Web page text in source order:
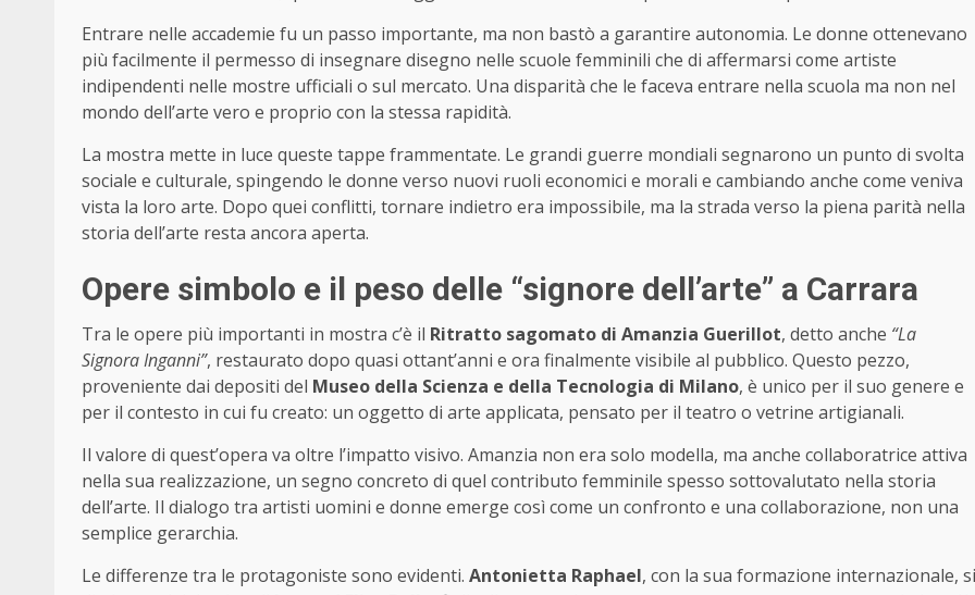
Entrare nelle accademie fu un passo importante, ma non bastò a garantire autonomia. Le donne ottenevano
più facilmente il permesso di insegnare disegno nelle scuole femminili che di affermarsi come artiste
indipendenti nelle mostre ufficiali o sul mercato. Una disparità che le faceva entrare nella scuola ma non nel
mondo dell’arte vero e proprio con la stessa rapidità.
La mostra mette in luce queste tappe frammentate. Le grandi guerre mondiali segnarono un punto di svolta
sociale e culturale, spingendo le donne verso nuovi ruoli economici e morali e cambiando anche come veniva
vista la loro arte. Dopo quei conflitti, tornare indietro era impossibile, ma la strada verso la piena parità nella
storia dell’arte resta ancora aperta.
Opere simbolo e il peso delle “signore dell’arte” a Carrara
Tra le opere più importanti in mostra c’è il Ritratto sagomato di Amanzia Guerillot, detto anche “La
Signora Inganni”, restaurato dopo quasi ottant’anni e ora finalmente visibile al pubblico. Questo pezzo,
proveniente dai depositi del Museo della Scienza e della Tecnologia di Milano, è unico per il suo genere e
per il contesto in cui fu creato: un oggetto di arte applicata, pensato per il teatro o vetrine artigianali.
Il valore di quest’opera va oltre l’impatto visivo. Amanzia non era solo modella, ma anche collaboratrice attiva
nella sua realizzazione, un segno concreto di quel contributo femminile spesso sottovalutato nella storia
dell’arte. Il dialogo tra artisti uomini e donne emerge così come un confronto e una collaborazione, non una
semplice gerarchia.
Le differenze tra le protagoniste sono evidenti. Antonietta Raphael, con la sua formazione internazionale, si